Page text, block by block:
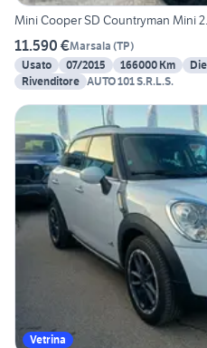
Mini Cooper SD Countryman Mini
11.590 €Marsala (TP)
Usato
07/2015 166000 Km
Rivenditore AUTO 101 S.R.L.S.
Vetrina